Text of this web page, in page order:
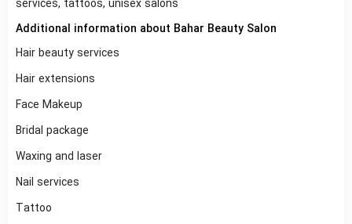
services, tattoos, unisex salons
Additional information about Bahar Beauty Salon
Hair beauty services
Hair extensions
Face Makeup
Bridal package
Waxing and laser
Nail services
Tattoo